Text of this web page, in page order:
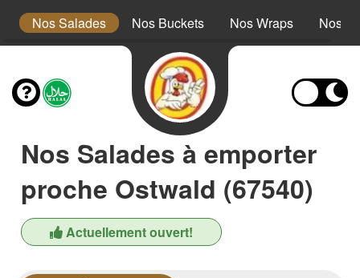
Nos Salades Nos Buckets Nos Wraps Nos
Nos Salades à emporter
proche Ostwald (67540)
Actuellement ouvert!